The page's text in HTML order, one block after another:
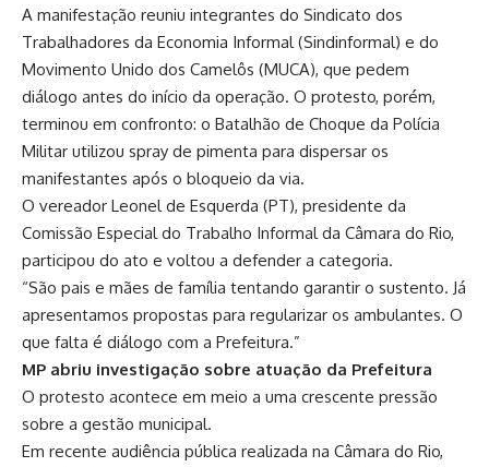
A manifestação reuniu integrantes do Sindicato dos
Trabalhadores da Economia Informal (Sindinformal) e do
Movimento Unido dos Camelôs (MUCA), que pedem
diálogo antes do início da operação. O protesto, porém,
terminou em confronto: o Batalhão de Choque da Polícia
Militar utilizou spray de pimenta para dispersar os
manifestantes após o bloqueio da via.
O vereador Leonel de Esquerda (PT), presidente da
Comissão Especial do Trabalho Informal da Câmara do Rio,
participou do ato e voltou a defender a categoria.
“São pais e mães de família tentando garantir o sustento. Já
apresentamos propostas para regularizar os ambulantes. O
que falta é diálogo com a Prefeitura.”
MP abriu investigação sobre atuação da Prefeitura
O protesto acontece em meio a uma crescente pressão
sobre a gestão municipal.
Em recente audiência pública realizada na Câmara do Rio,